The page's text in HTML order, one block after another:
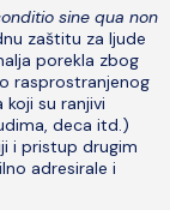
sine qua non
zaštitu za ljude
porekla zbog
rasprostranjenog
su ranjivi
deca itd.)
i pristup drugim
adresirale i